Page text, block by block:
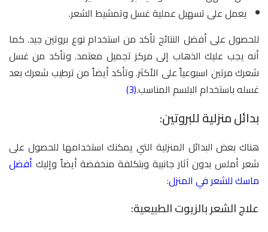
يعمل على تسهيل عملية غسل وتمشيط الشعر.
للحصول على أفضل النتائج تأكد من استخدام نوع بروتين جيد. كما
أنه يجب عليك الذهاب إلى مركز تجميل معتمد. وتأكد من غسل
شعرك مرتين اسبوعياً على الأكثر. وتأكد أيضاً من ترطيب شعرك بعد
غسله باستخدام البلسم المناسب.(3)
بدائل منزلية للبروتين:
هناك بعض البدائل المنزلية التي يمكنك استخدامها للحصول على
شعر أملس بدون آثار جانبية وبتكلفة منخفضة أيضاً وإليك أفضل
ماسك للشعر في المنزل:
علاج الشعر بالزيوت الطبيعية: